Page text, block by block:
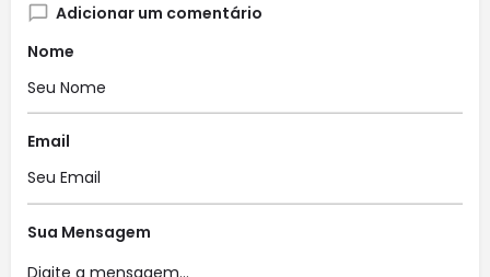
Adicionar um comentário
Nome
Email
Sua Mensagem